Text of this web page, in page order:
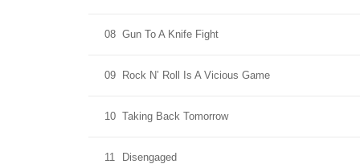
08 Gun To A Knife Fight
09 Rock N’ Roll Is A Vicious Game
10 Taking Back Tomorrow
11 Disengaged